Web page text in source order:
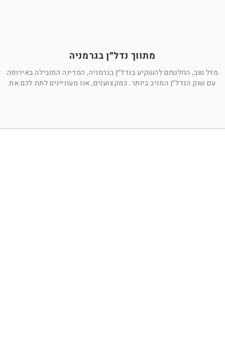
מתווך נדל״ן בגרמניה
מזל טוב, החלטתם להשקיע בנדל״ן בגרמניה, המדינה המובילה באירופה
עם שוק הנדל״ן המניב ביותר. כמקצוענים, אנו מעוניינים לתת לכם את